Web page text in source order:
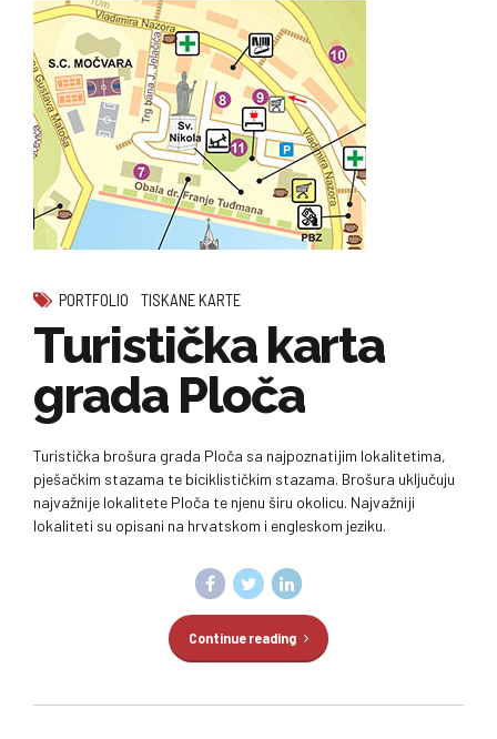
PORTFOLIO TISKANE KARTE
Turistička karta
grada Ploča
Turistička brošura grada Ploča sa najpoznatijim lokalitetima,
pješačkim stazama te biciklističkim stazama. Brošura uključuju
najvažnije lokalitete Ploča te njenu širu okolicu. Najvažniji
lokaliteti su opisani na hrvatskom i engleskom jeziku.
Continue reading